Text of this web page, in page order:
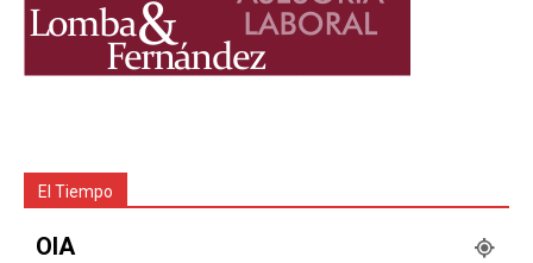
El Tiempo
OIA